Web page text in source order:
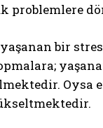
problemlere
bir
Oysa